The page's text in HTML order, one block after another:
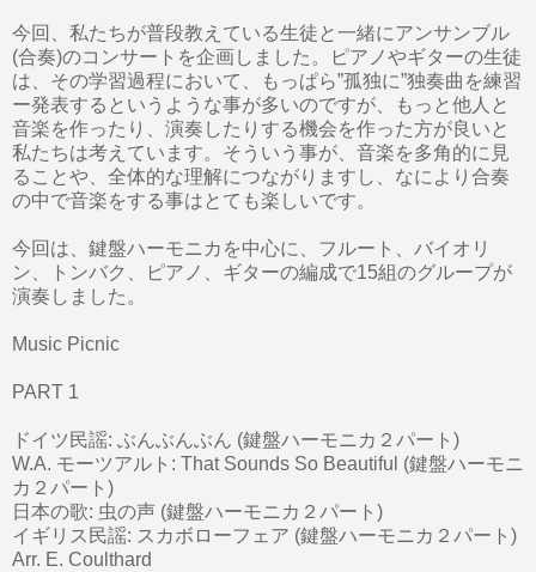
今回、私たちが普段教えている生徒と一緒にアンサンブル
(合奏)のコンサートを企画しました。ピアノやギターの生徒
は、その学習過程において、もっぱら”孤独に”独奏曲を練習
ー発表するというような事が多いのですが、もっと他人と
音楽を作ったり、演奏したりする機会を作った方が良いと
私たちは考えています。そういう事が、音楽を多角的に見
ることや、全体的な理解につながりますし、なにより合奏
の中で音楽をする事はとても楽しいです。
今回は、鍵盤ハーモニカを中心に、フルート、バイオリ
ン、トンバク、ピアノ、ギターの編成で15組のグループが
演奏しました。
Music Picnic
PART 1
ドイツ民謡: ぶんぶんぶん (鍵盤ハーモニカ２パート)
W.A. モーツアルト: That Sounds So Beautiful (鍵盤ハーモニ
カ２パート)
日本の歌: 虫の声 (鍵盤ハーモニカ２パート)
イギリス民謡: スカボローフェア (鍵盤ハーモニカ２パート)
Arr. E. Coulthard